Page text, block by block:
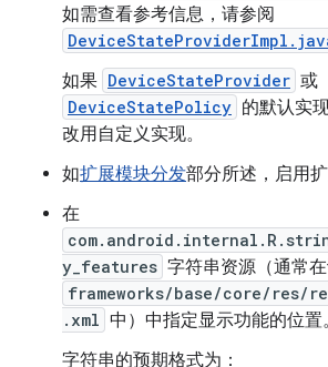
如需查看参考信息，请参阅
如果 DeviceStateProvider 或
DeviceStatePolicy 的默认实
改用自定义实现。
如扩展模块分发部分所述，启用扩
在
y_features 字符串资源（通常
frameworks/base/core/res/
.xml 中）中指定显示功能的位置。
字符串的预期格式为：